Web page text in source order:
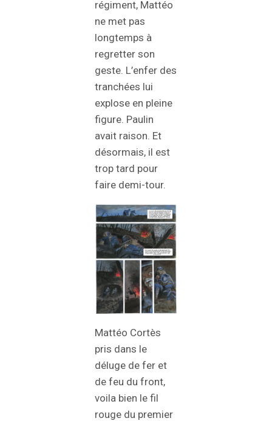
régiment, Mattéo
ne met pas
longtemps à
regretter son
geste. L’enfer des
tranchées lui
explose en pleine
figure. Paulin
avait raison. Et
désormais, il est
trop tard pour
faire demi-tour.
Mattéo Cortès
pris dans le
déluge de fer et
de feu du front,
voila bien le fil
rouge du premier